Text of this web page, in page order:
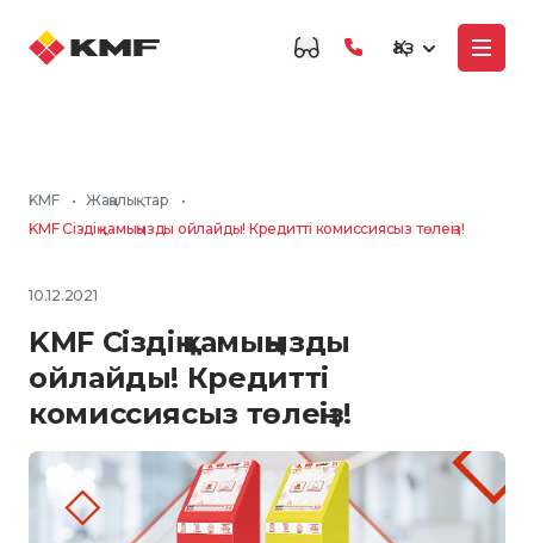
Қаз
KMF • Жаңалықтар
•
KMF Сіздің қамыңызды ойлайды! Кредитті комиссиясыз төлеңіз!
10.12.2021
KMF Сіздің қамыңызды
ойлайды! Кредитті
комиссиясыз төлеңіз!